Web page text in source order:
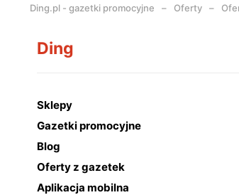
Ding.pl - gazetki promocyjne Oferty
Ding
Sklepy
Gazetki promocyjne
Blog
Oferty z gazetek
Aplikacja mobilna